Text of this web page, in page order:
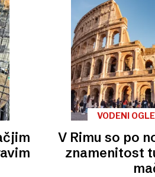
VODENI
V Rimu so po
znamenitost